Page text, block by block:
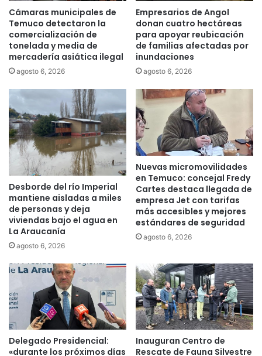
t
e
r
r
p
a
r
a
c
o
m
u
n
i
d
a
s
y
e
s
o
n
”
:
T
e
l
ó
n
y
G
o
e
r
o
R
g
n
l
d
e
Cámaras municipales de
Temuco detectaron la
comercialización de
tonelada y media de
mercadería asiática ilegal
agosto 6, 2026
Empresarios de Angol
donan cuatro hectáreas
para apoyar reubicación
de familias afectadas por
inundaciones
agosto 6, 2026
Desborde del río Imperial
mantiene aisladas a miles
de personas y deja
viviendas bajo el agua en
La Araucanía
agosto 6, 2026
Nuevas micromovilidades
en Temuco: concejal Fredy
Cartes destaca llegada de
empresa Jet con tarifas
más accesibles y mejores
estándares de seguridad
agosto 6, 2026
Delegado Presidencial:
«durante los próximos días
Inauguran Centro de
Rescate de Fauna Silvestre